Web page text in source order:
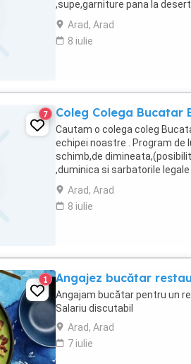
,supe,garniture pana la
initiativa,indemanare si ...
Arad, Arad
8 iulie
7 Coleg Colega Bucatar
Cautam o colega coleg
echipei noastre . Program de
schimb,de
,duminica si sarbatorile
prepararea diferitelor feluri de
Arad, Arad
8 iulie
1 Angajez bucătar
Angajam bucătar pentru un
Salariu discutabil
Arad, Arad
7 iulie